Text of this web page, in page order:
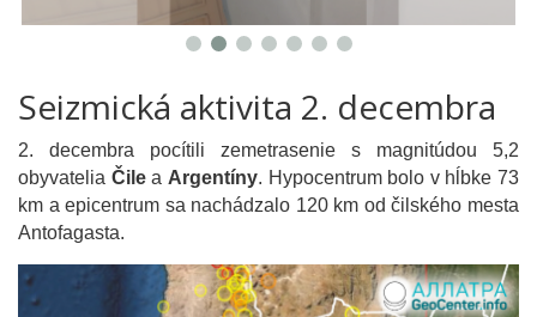
Seizmická aktivita 2. decembra
2. decembra pocítili zemetrasenie s magnitúdou 5,2
obyvatelia Čilea Argentíny. Hypocentrum bolo v hĺbke 73
km a epicentrum sa nachádzalo 120 km od čilského mesta
Antofagasta.